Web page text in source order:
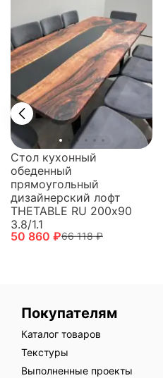
Стол кухонный
обеденный
прямоугольный
дизайнерский лофт
THETABLE RU 200х90
3.8/1.1
50 860 ₽66 118 ₽
Покупателям
Каталог товаров
Текстуры
Выполненные проекты